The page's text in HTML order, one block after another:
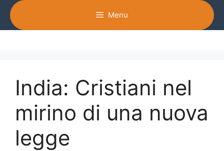
Vai
contenuto
Menu
India: Cristiani nel
mirino di una nuova
legge